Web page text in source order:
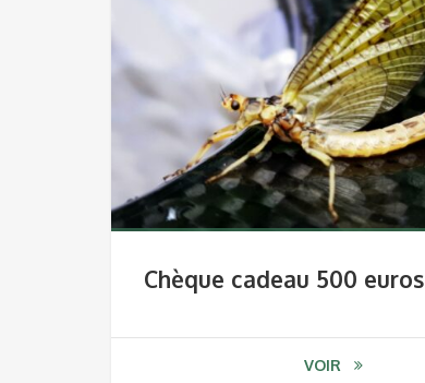
Chèque cadeau 500 euros
VOIR